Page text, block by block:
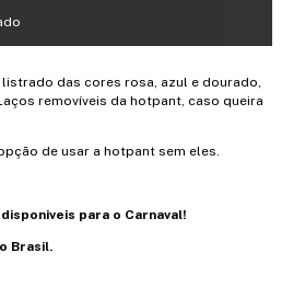
das cores rosa, azul e dourado,
removíveis da hotpant, caso queira
de usar a hotpant sem eles.
para o Carnaval!
Brasil.